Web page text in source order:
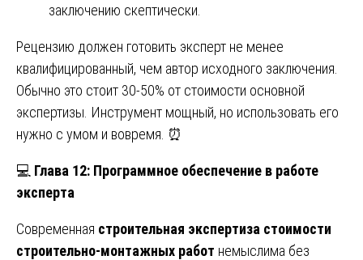
заключению скептически.
Рецензию должен готовить эксперт не менее
квалифицированный, чем автор исходного заключения.
Обычно это стоит 30-50% от стоимости основной
экспертизы. Инструмент мощный, но использовать его
нужно с умом и вовремя. ⏰
💻 Глава 12: Программное обеспечение в работе
эксперта
Современная строительная экспертиза стоимости
строительно-монтажных работ немыслима без